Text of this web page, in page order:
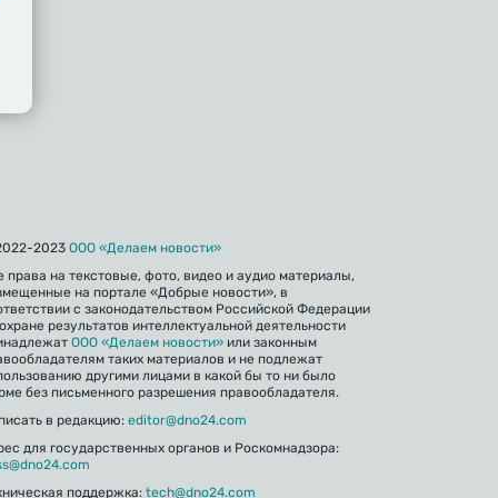
2023 ООО «Делаем новости»
права на текстовые, фото, видео и аудио материалы,
на портале «Добрые новости», в
с законодательством Российской Федерации
результатов интеллектуальной деятельности
ООО «Делаем новости» или законным
таких материалов и не подлежат
другими лицами в какой бы то ни было
без письменного разрешения правообладателя.
в редакцию: editor@dno24.com
для государственных органов и Роскомнадзора:
поддержка: tech@dno24.com